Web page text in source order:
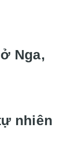
Nga,
nhiên